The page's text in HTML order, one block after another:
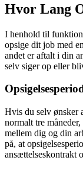
Hvor Lang
I henhold til
opsige dit job med
andet er aftalt i din
selv siger op eller
Hvis du selv ønsker
normalt tre
mellem dig og din
på, at
ansættelseskontrakt